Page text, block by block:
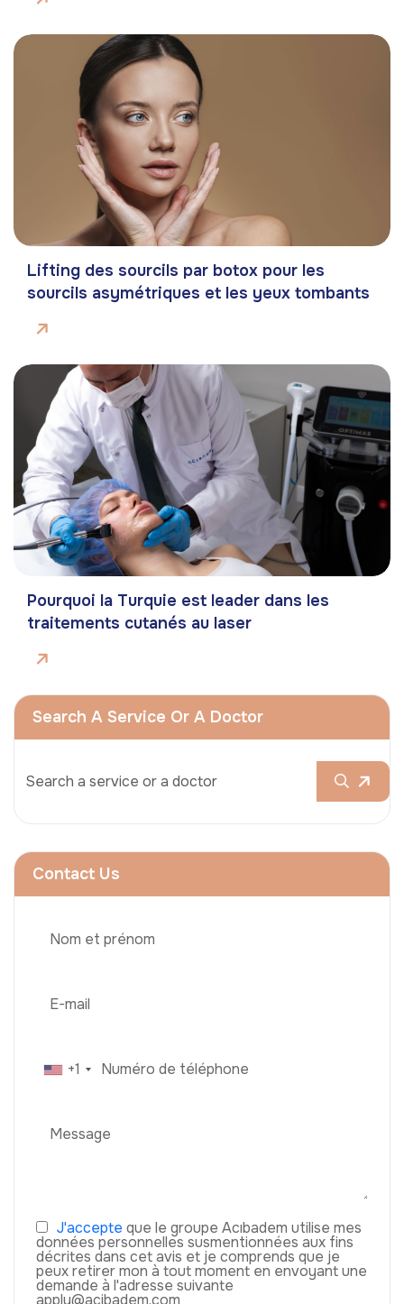
Lifting des sourcils par botox pour les
sourcils asymétriques et les yeux tombants
Pourquoi la Turquie est leader dans les
traitements cutanés au laser
Search A Service Or A Doctor
Contact Us
+1
J'accepte que le groupe Acıbadem utilise mes
données personnelles susmentionnées aux fins
décrites dans cet avis et je comprends que je
peux retirer mon à tout moment en envoyant une
demande à l'adresse suivante
apply@acibadem.com